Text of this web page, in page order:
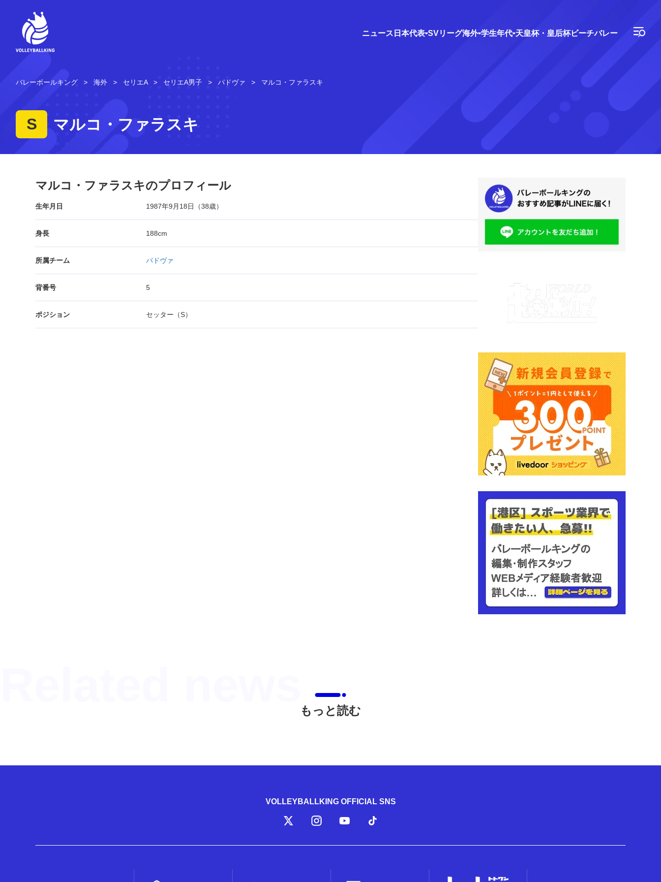
ニュース 日本代表 SVリーグ海外 学生年代 天皇杯・皇后杯ビーチバレー
バレーボールキング 海外 セリエA セリエA男子 パドヴァ マルコ・ファラスキ
S マルコ・ファラスキ
マルコ・ファラスキのプロフィール
生年月日 1987年9月18日（38歳）
身長 188cm
所属チーム パドヴァ
背番号 5
ポジション セッター（S）
もっと読む
VOLLEYBALLKING OFFICIAL SNS